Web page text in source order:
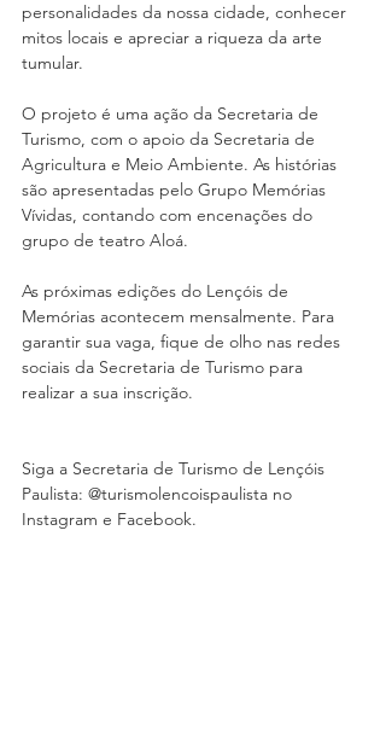
personalidades da nossa cidade, conhecer
mitos locais e apreciar a riqueza da arte
tumular.
O projeto é uma ação da Secretaria de
Turismo, com o apoio da Secretaria de
Agricultura e Meio Ambiente. As histórias
são apresentadas pelo Grupo Memórias
Vívidas, contando com encenações do
grupo de teatro Aloá.
As próximas edições do Lençóis de
Memórias acontecem mensalmente. Para
garantir sua vaga, fique de olho nas redes
sociais da Secretaria de Turismo para
realizar a sua inscrição.
Siga a Secretaria de Turismo de Lençóis
Paulista: @turismolencoispaulista no
Instagram e Facebook.